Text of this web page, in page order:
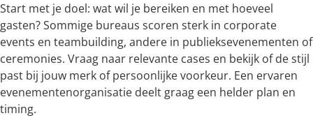
Start met je doel: wat wil je bereiken en met hoeveel
gasten? Sommige bureaus scoren sterk in corporate
events en teambuilding, andere in publieksevenementen of
ceremonies. Vraag naar relevante cases en bekijk of de stijl
past bij jouw merk of persoonlijke voorkeur. Een ervaren
evenementenorganisatie deelt graag een helder plan en
timing.